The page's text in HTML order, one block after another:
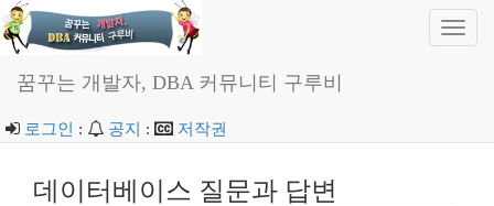
꿈꾸는 개발자, DBA 커뮤니티 구루비
로그인 : 공지 : 저작권
데이터베이스 질문과 답변